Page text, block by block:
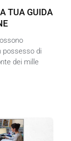
TUA GUIDA
possesso di
dei mille